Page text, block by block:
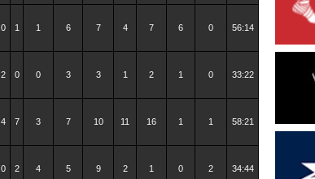
0 1 1 6 7 4 7 6 0 56:14
2 0 0 3 3 1 2 1 0 33:22
4 7 3 7 10 11 16 1 1 58:21
0 2 4 5 9 2 1 0 2 34:44